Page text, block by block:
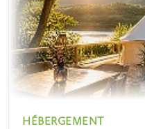
HÉBERGEMENT